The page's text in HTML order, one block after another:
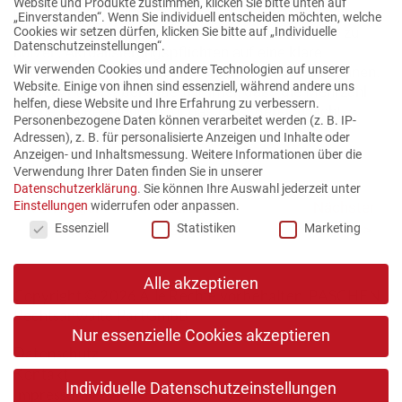
und deren Aufteilung zwischen Verkäufer(n) und ihren
Lieferanten geregelt werden, um die Gelegenheit zu
nutzen, Aktualisierungspflichten auf eine klare
einvernehmlich definierte Grundlage stellen zu können.
Zu beachten ist bei alldem immer, dass die Mehrzahl
der neuen Regelungen für das B2C- Bereich nicht
wirksam abbedungen werden können.
< Vorheriger
Artikel
zurück zur
Übersicht
Artikel >
Copyright © 2026 Alle Rechte vorbehalten. PASCHEN
Rechtsanwälte PartGmbB
Datenschutz
Kontakt
Impressum
„Einverstanden“. Wenn Sie individuell entscheiden möchten, welche
Cookies wir setzen dürfen, klicken Sie bitte auf „Individuelle
Datenschutzeinstellungen“.
Wir verwenden Cookies und andere Technologien auf unserer
Website. Einige von ihnen sind essenziell, während andere uns
helfen, diese Website und Ihre Erfahrung zu verbessern.
Personenbezogene Daten können verarbeitet werden (z. B. IP-
Adressen), z. B. für personalisierte Anzeigen und Inhalte oder
Anzeigen- und Inhaltsmessung. Weitere Informationen über die
Verwendung Ihrer Daten finden Sie in unserer
Datenschutzerklärung. Sie können Ihre Auswahl jederzeit unter
Einstellungen widerrufen oder anpassen.
Datenschutzeinstellungen
Essenziell Statistiken Marketing
Alle akzeptieren
Nur essenzielle Cookies akzeptieren
Individuelle Datenschutzeinstellungen